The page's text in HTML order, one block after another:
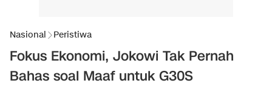
Nasional Peristiwa
Fokus Ekonomi, Jokowi Tak Pernah
Bahas soal Maaf untuk G30S